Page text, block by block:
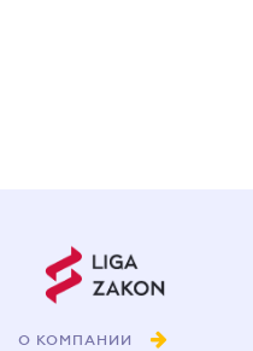
О КОМПАНИИ